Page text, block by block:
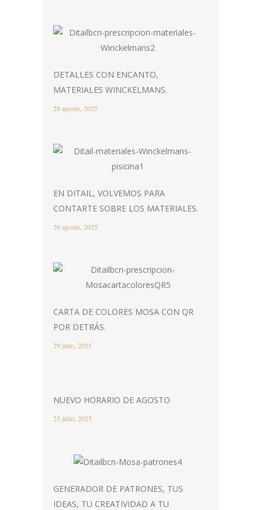
DETALLES CON ENCANTO,
MATERIALES WINCKELMANS.
28 agosto, 2025
EN DITAIL, VOLVEMOS PARA
CONTARTE SOBRE LOS MATERIALES.
26 agosto, 2025
CARTA DE COLORES MOSA CON QR
POR DETRÁS.
29 julio, 2025
NUEVO HORARIO DE AGOSTO
25 julio, 2025
GENERADOR DE PATRONES, TUS
IDEAS, TU CREATIVIDAD A TU